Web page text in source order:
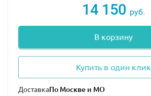
14 150 руб.
В корзину
Купить в один клик
Доставка